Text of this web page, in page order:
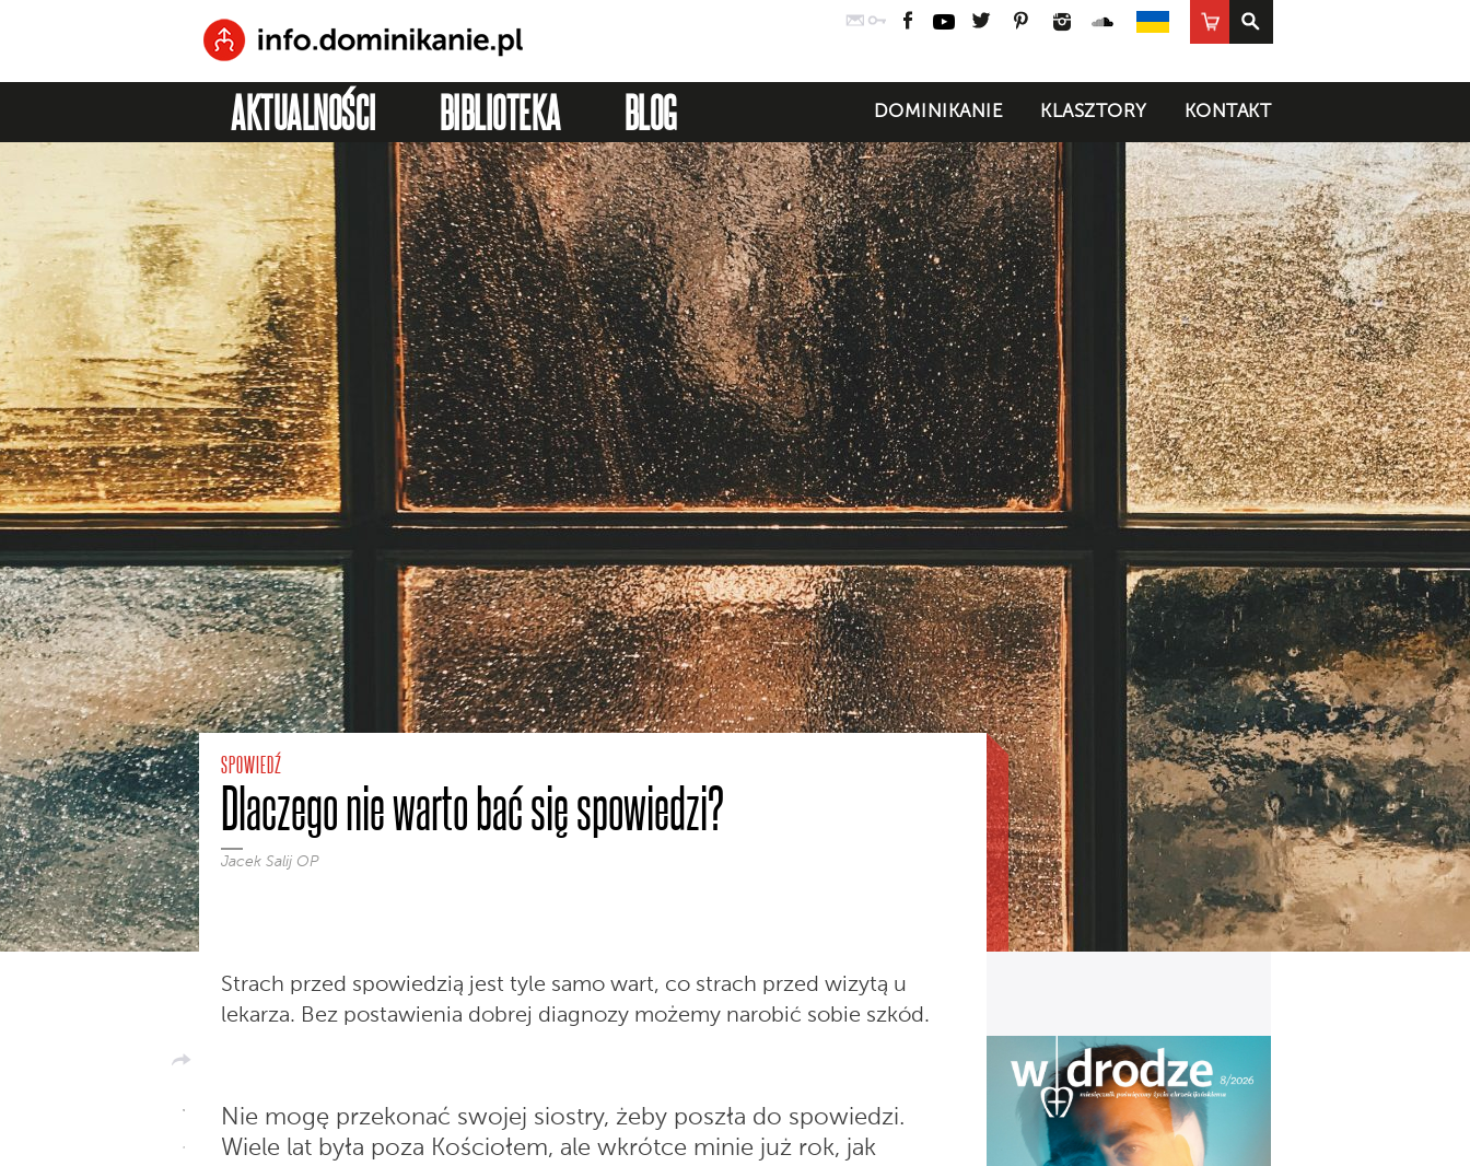
PocztaLogowanie
Facebook
YouTubeTwitterPinterestInstagramSoundCloud
UA
Sklep
AKTUALNOŚCI BIBLIOTEKA BLOG KONTAKT
KLASZTORY
DOMINIKANIE
SPOWIEDŹ
Dlaczego nie warto bać się spowiedzi?
Jacek Salij OP
Strach przed spowiedzią jest tyle samo wart, co strach przed wizytą u
lekarza. Bez postawienia dobrej diagnozy możemy narobić sobie szkód.
Nie mogę przekonać swojej siostry, żeby poszła do spowiedzi.
Wiele lat była poza Kościołem, ale wkrótce minie już rok, jak